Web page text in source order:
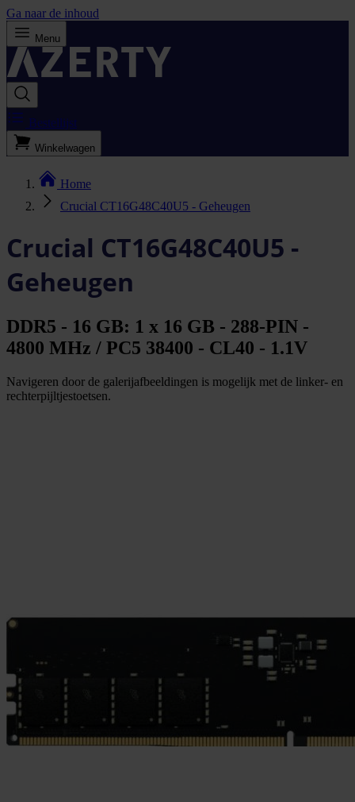
Ga naar de inhoud
Menu
Bestellijst
Winkelwagen
Home
Crucial CT16G48C40U5 - Geheugen
Crucial CT16G48C40U5 -
Geheugen
DDR5 - 16 GB: 1 x 16 GB - 288-PIN -
4800 MHz / PC5 38400 - CL40 - 1.1V
Navigeren door de galerijafbeeldingen is mogelijk met de linker- en
rechterpijltjestoetsen.